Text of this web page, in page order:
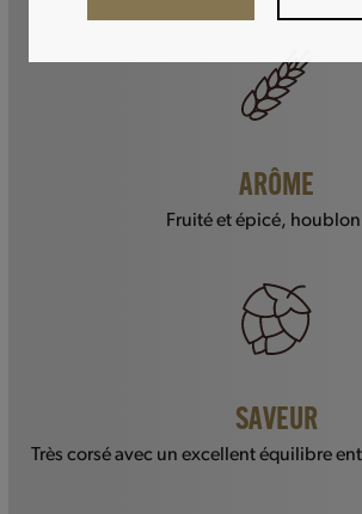
ARÔME
Fruité et épicé,
SAVEUR
Très corsé avec un excellent équilibre